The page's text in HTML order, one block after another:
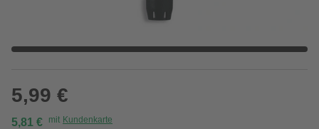
5,99 €
5,81 € mit Kundenkarte